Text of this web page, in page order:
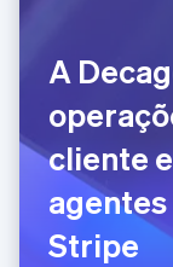
A
cliente
Stripe
Croácia
Italiano
Dinamarca
English
Emirados
English
Eslováquia
English